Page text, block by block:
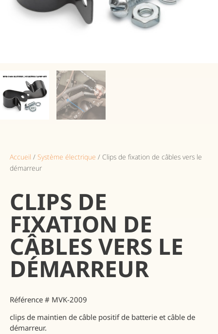
Accueil / Système électrique / Clips de fixation de câbles vers le
démarreur
CLIPS DE
FIXATION DE
CÂBLES VERS LE
DÉMARREUR
Référence # MVK-2009
clips de maintien de câble positif de batterie et câble de
démarreur.